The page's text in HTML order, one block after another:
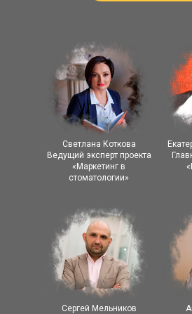
Светлана Коткова
Ведущий эксперт проекта
«Маркетинг в
стоматологии»
Сергей Мельников